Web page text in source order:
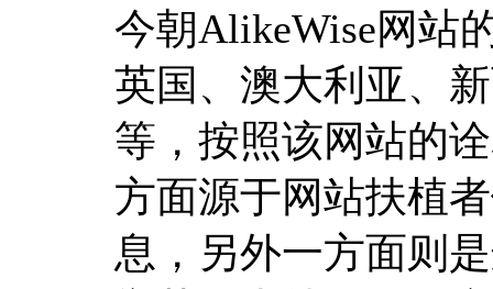
今朝AlikeWise网站
英国、澳大利亚、
等，按照该网站的
方面源于网站扶植
息，另外一方面则